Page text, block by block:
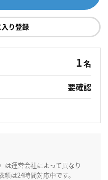
り登録
1名
要確認
は運営会社によって異なり
は24時間対応中です。